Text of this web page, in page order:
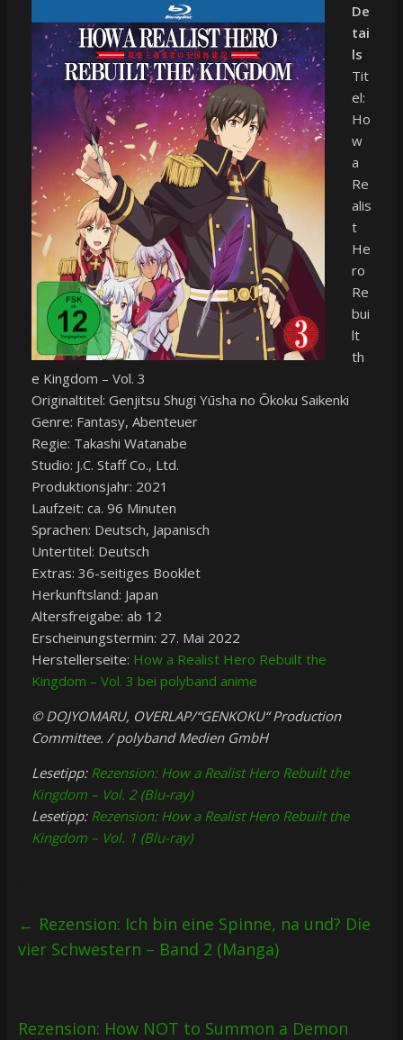
De
tai
ls
Tit
el:
Ho
w
a
Re
alis
t
He
ro
Re
bui
lt
th
e Kingdom – Vol. 3
Originaltitel: Genjitsu Shugi Yūsha no Ōkoku Saikenki
Genre: Fantasy, Abenteuer
Regie: Takashi Watanabe
Studio: J.C. Staff Co., Ltd.
Produktionsjahr: 2021
Laufzeit: ca. 96 Minuten
Sprachen: Deutsch, Japanisch
Untertitel: Deutsch
Extras: 36-seitiges Booklet
Herkunftsland: Japan
Altersfreigabe: ab 12
Erscheinungstermin: 27. Mai 2022
Herstellerseite: How a Realist Hero Rebuilt the
Kingdom – Vol. 3 bei polyband anime
© DOJYOMARU, OVERLAP/“GENKOKU“ Production
Committee. / polyband Medien GmbH
Lesetipp: Rezension: How a Realist Hero Rebuilt the
Kingdom – Vol. 2 (Blu-ray)
Lesetipp: Rezension: How a Realist Hero Rebuilt the
Kingdom – Vol. 1 (Blu-ray)
← Rezension: Ich bin eine Spinne, na und? Die
vier Schwestern – Band 2 (Manga)
Rezension: How NOT to Summon a Demon